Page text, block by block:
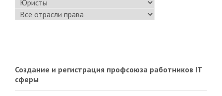
Создание и регистрация профсоюза работников IT
сферы